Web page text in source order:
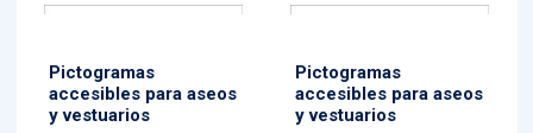
Pictogramas
accesibles para aseos
y vestuarios
Pictogramas
accesibles para aseos
y vestuarios